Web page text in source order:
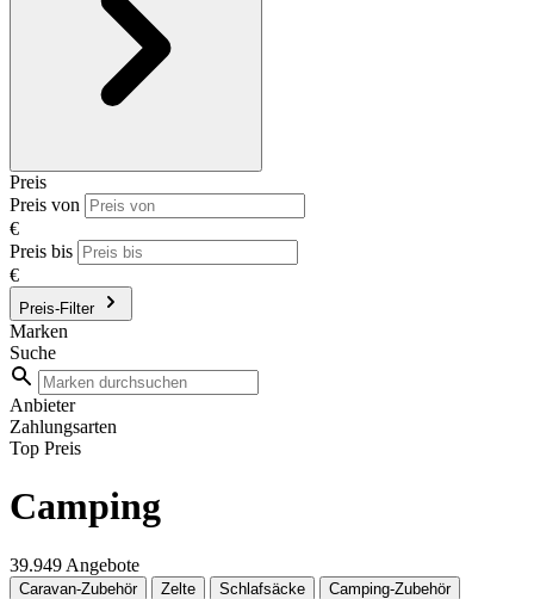
Preis
Preis von
€
Preis bis
€
Preis-Filter
Marken
Suche
Anbieter
Zahlungsarten
Top Preis
Camping
39.949 Angebote
Caravan-Zubehör Zelte Schlafsäcke
Camping-Zubehör